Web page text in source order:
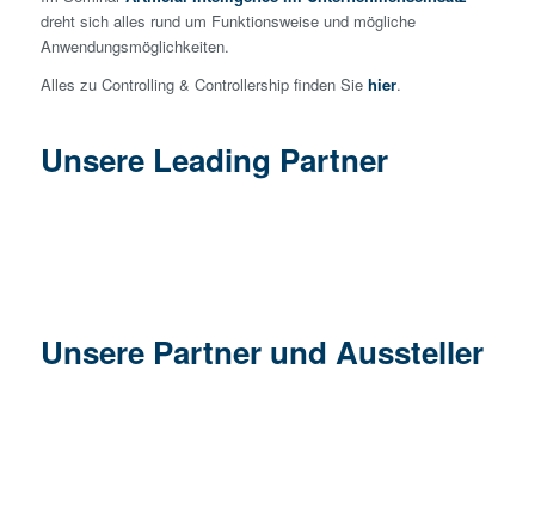
dreht sich alles rund um Funktionsweise und mögliche
Anwendungsmöglichkeiten.
Alles zu Controlling & Controllership finden Sie hier.
Unsere Leading Partner
Unsere Partner und Aussteller